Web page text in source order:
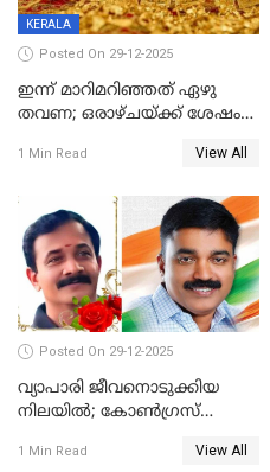
KERALA
Posted On 29-12-2025
ഇന്ന് മാറിമറിഞ്ഞത് ഏഴു
തവണ; ഒരാഴ്ചയ്ക്ക് ശേഷം
1 Min Read View All
Posted On 29-12-2025
വ്യാപാരി ജീവനൊടുക്കിയ
നിലയില്‍; കോണ്‍ഗ്രസ്
മാനസികപീഡനമെന്ന് കുറിപ്പ്
1 Min Read View All